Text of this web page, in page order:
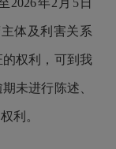
年2月5日
体及利害关系
权利，可到我
未进行陈述、
利。